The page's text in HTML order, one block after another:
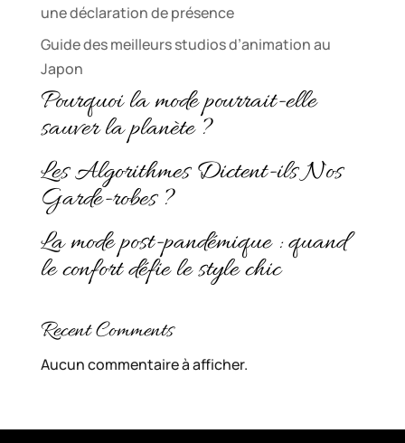
une déclaration de présence
Guide des meilleurs studios d’animation au
Japon
Pourquoi la mode pourrait-elle
sauver la planète ?
Les Algorithmes Dictent-ils Nos
Garde-robes ?
La mode post-pandémique : quand
le confort défie le style chic
Recent Comments
Aucun commentaire à afficher.